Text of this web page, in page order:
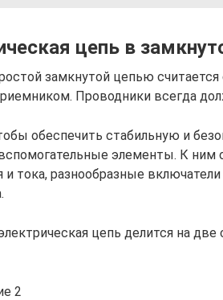
цепь в
замкнутой цепью
Проводники всегда
обеспечить стабильную и
элементы. К ним
и тока, разнообразные
цепь делится на
2